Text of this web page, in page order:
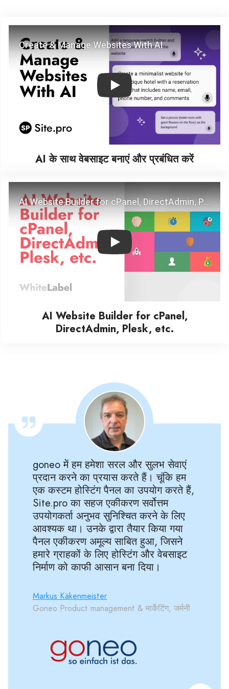
Play
AI के साथ वेबसाइट बनाएं और प्रबंधित करें
Play
AI Website Builder for cPanel,
DirectAdmin, Plesk, etc.
goneo में हम हमेशा सरल और सुलभ सेवाएं
प्रदान करने का प्रयास करते हैं। चूंकि हम
एक कस्टम होस्टिंग पैनल का उपयोग करते हैं,
Site.pro का सहज एकीकरण सर्वोत्तम
उपयोगकर्ता अनुभव सुनिश्चित करने के लिए
आवश्यक था। उनके द्वारा तैयार किया गया
पैनल एकीकरण अमूल्य साबित हुआ, जिसने
हमारे ग्राहकों के लिए होस्टिंग और वेबसाइट
निर्माण को काफी आसान बना दिया।
Markus Käkenmeister
Goneo Product management & मार्केटिंग, जर्मनी